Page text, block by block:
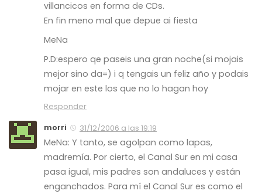
villancicos en forma de CDs.
En fin meno mal que depue ai fiesta
MeNa
P.D:espero qe paseis una gran noche(si mojais
mejor sino da=) i q tengais un feliz año y podais
mojar en este los que no lo hagan hoy
Responder
morri
31/12/2006 a las 19:19
MeNa: Y tanto, se agolpan como lapas,
madremía. Por cierto, el Canal Sur en mi casa
pasa igual, mis padres son andaluces y están
enganchados. Para mí el Canal Sur es como el